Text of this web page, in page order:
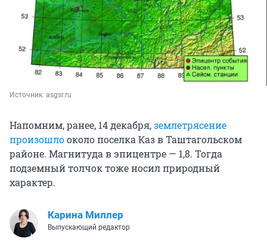
Источник: asgsr.ru
Напомним, ранее, 14 декабря,землетрясение
произошлооколо поселка Каз в Таштагольском
районе. Магнитуда в эпицентре — 1,8. Тогда
подземный толчок тоже носил природный
характер.
Карина Миллер
Выпускающий редактор